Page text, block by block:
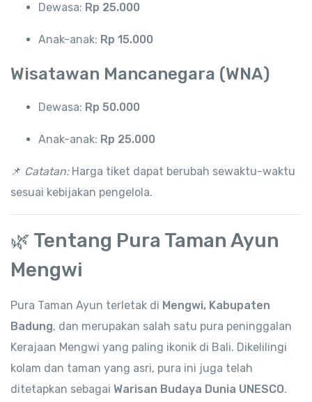
Dewasa: Rp 25.000
Anak-anak: Rp 15.000
Wisatawan Mancanegara (WNA)
Dewasa: Rp 50.000
Anak-anak: Rp 25.000
📌 Catatan:Harga tiket dapat berubah sewaktu-waktu
sesuai kebijakan pengelola.
🌿 Tentang Pura Taman Ayun
Mengwi
Pura Taman Ayun terletak di Mengwi, Kabupaten
Badung, dan merupakan salah satu pura peninggalan
Kerajaan Mengwi yang paling ikonik di Bali. Dikelilingi
kolam dan taman yang asri, pura ini juga telah
ditetapkan sebagai Warisan Budaya Dunia UNESCO.